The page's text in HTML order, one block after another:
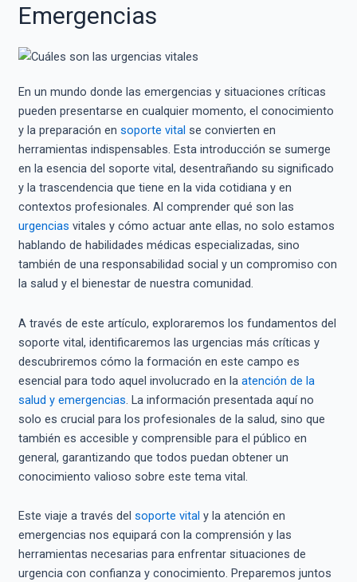
Emergencias
En un mundo donde las emergencias y situaciones críticas
pueden presentarse en cualquier momento, el conocimiento
y la preparación en soporte vital se convierten en
herramientas indispensables. Esta introducción se sumerge
en la esencia del soporte vital, desentrañando su significado
y la trascendencia que tiene en la vida cotidiana y en
contextos profesionales. Al comprender qué son las
urgencias vitales y cómo actuar ante ellas, no solo estamos
hablando de habilidades médicas especializadas, sino
también de una responsabilidad social y un compromiso con
la salud y el bienestar de nuestra comunidad.
A través de este artículo, exploraremos los fundamentos del
soporte vital, identificaremos las urgencias más críticas y
descubriremos cómo la formación en este campo es
esencial para todo aquel involucrado en la atención de la
salud y emergencias. La información presentada aquí no
solo es crucial para los profesionales de la salud, sino que
también es accesible y comprensible para el público en
general, garantizando que todos puedan obtener un
conocimiento valioso sobre este tema vital.
Este viaje a través del soporte vital y la atención en
emergencias nos equipará con la comprensión y las
herramientas necesarias para enfrentar situaciones de
urgencia con confianza y conocimiento. Preparemos juntos